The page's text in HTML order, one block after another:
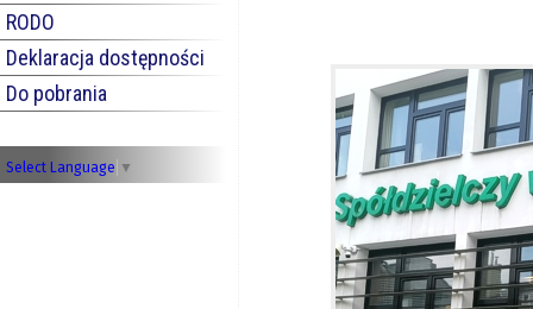
RODO
Deklaracja dostępności
Do pobrania
Select Language ▼